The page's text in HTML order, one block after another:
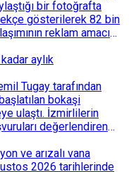
bir fotoğrafta
gösterilerek 82 bin
reklam amacı
için yargıya
aylık
Tugay tarafından
bokaşi
ulaştı. İzmirlilerin
değerlendiren
farklı ilçelerde toplam
İzmirlileri
dahil etti.
ve arızalı vana
2026 tarihlerinde